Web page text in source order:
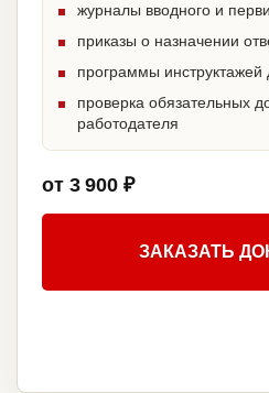
журналы вводного и
приказы о назначении
программы инструктажей
проверка обязательных
работодателя
от 3 900 ₽
ЗАКАЗАТЬ